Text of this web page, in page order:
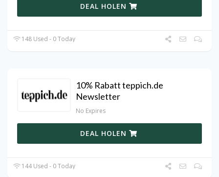
DEAL HOLEN
148 Used - 0 Today
10% Rabatt teppich.de
Newsletter
No Expires
DEAL HOLEN
144 Used - 0 Today